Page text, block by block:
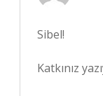
Sibel!
Katkınız